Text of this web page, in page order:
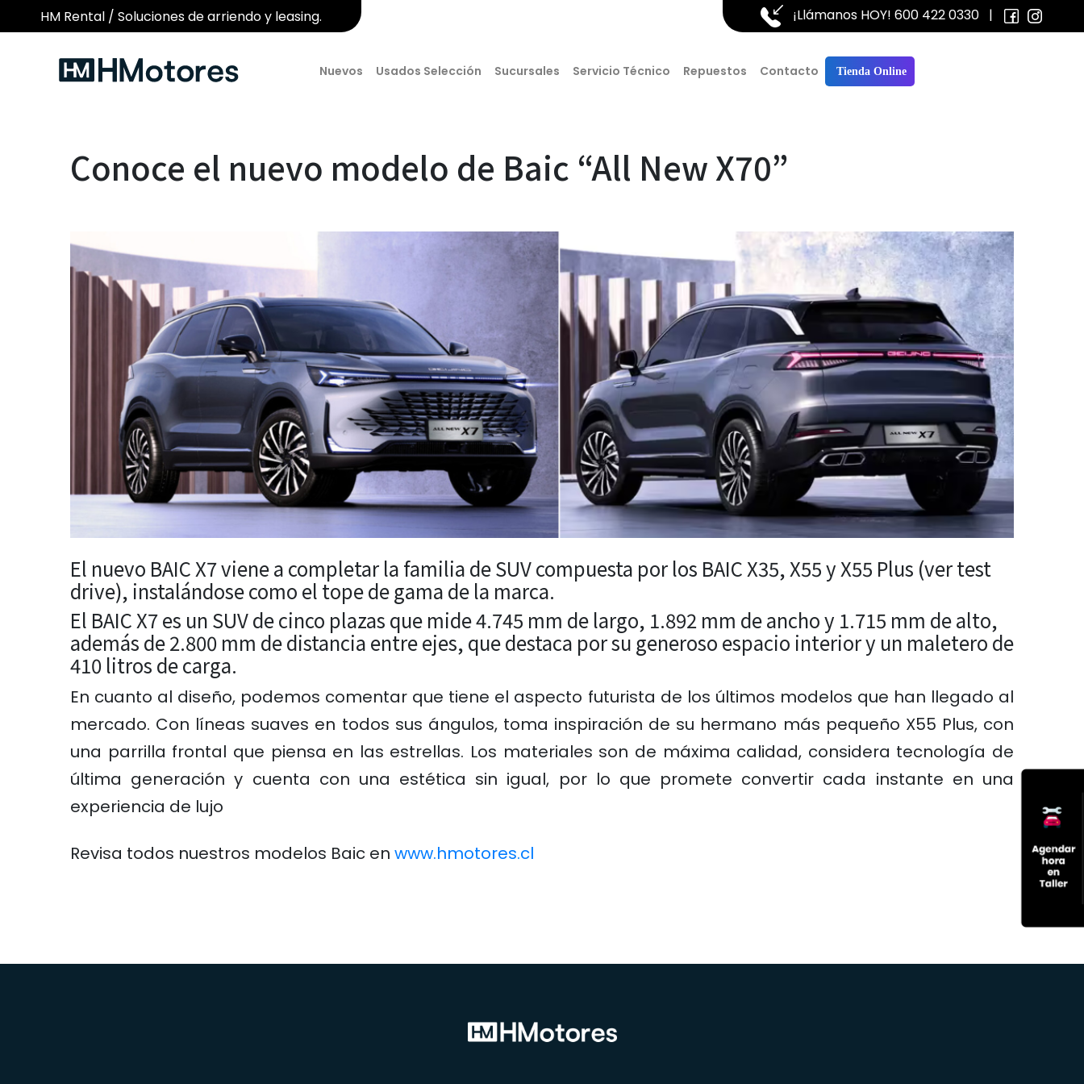
HM Rental / Soluciones de arriendo y leasing. ¡Llámanos HOY! 600 422 0330 |
Nuevos Usados Selección Sucursales Servicio Técnico Repuestos Contacto Tienda Online
Conoce el nuevo modelo de Baic “All New X70”
El nuevo BAIC X7 viene a completar la familia de SUV compuesta por los BAIC X35, X55 yX55 Plus (ver test
drive), instalándose como el tope de gama de la marca.
El BAIC X7 es un SUV de cinco plazas que mide 4.745 mm de largo, 1.892 mm de ancho y 1.715 mm de alto,
además de 2.800 mm de distancia entre ejes, que destaca por su generoso espacio interior y un maletero de
410 litros de carga.
En cuanto al diseño, podemos comentar que tiene el aspecto futurista de los últimos modelos que han llegado al
mercado. Con líneas suaves en todos sus ángulos, toma inspiración de su hermano más pequeño X55 Plus, con
una parrilla frontal que piensa en las estrellas. Los materiales son de máxima calidad, considera tecnología de
última generación y cuenta con una estética sin igual, por lo que promete convertir cada instante en una
experiencia de lujo
Revisa todos nuestros modelos Baic en www.hmotores.cl